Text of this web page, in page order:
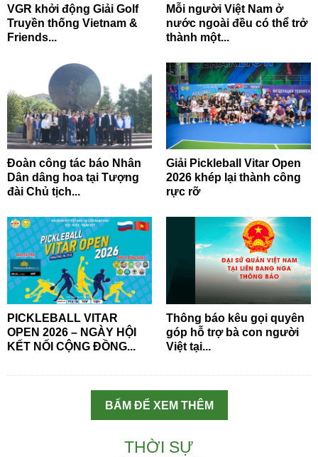
VGR khởi động Giải Golf
Truyền thống Vietnam &
Friends...
Mỗi người Việt Nam ở
nước ngoài đều có thể trở
thành một...
Đoàn công tác báo Nhân
Dân dâng hoa tại Tượng
đài Chủ tịch...
Giải Pickleball Vitar Open
2026 khép lại thành công
rực rỡ
PICKLEBALL VITAR
OPEN 2026 – NGÀY HỘI
KẾT NỐI CỘNG ĐỒNG...
Thông báo kêu gọi quyên
góp hỗ trợ bà con người
Việt tại...
BẤM ĐỂ XEM THÊM
THỜI SỰ